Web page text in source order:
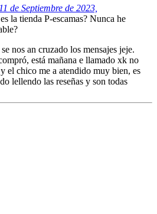
de Septiembre de 2023,
la tienda P-escamas? Nunca he
nos an cruzado los mensajes jeje.
está mañana e llamado xk no
el chico me a atendido muy bien, es
lellendo las reseñas y son todas